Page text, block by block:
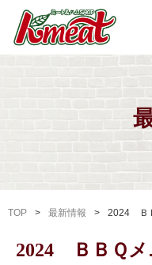
TOP 最新情報 2024 Ｂ
2024 ＢＢＱメ